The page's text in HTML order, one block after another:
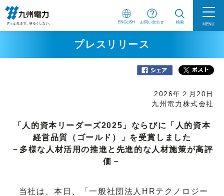
ENGLISH お問い合わせ 検索 MENU
プレスリリース
2026年２月20日
九州電力株式会社
「人的資本リーダーズ2025」ならびに「人的資本
経営品質（ゴールド）」を受賞しました
－多様な人材活用の推進と先進的な人材施策が高評
価－
当社は、本日、「一般社団法人HRテクノロジー